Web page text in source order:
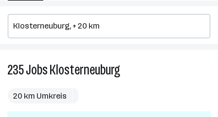
235JobsKlosterneuburg235
Jobs
20 km Umkreis